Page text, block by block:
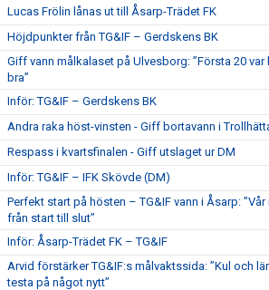
Lucas Frölin lånas ut till Åsarp-Trädet FK
Höjdpunkter från TG&IF – Gerdskens BK
Giff vann målkalaset på Ulvesborg: ”Första 20 var
bra”
Inför: TG&IF – Gerdskens BK
Andra raka höst-vinsten - Giff bortavann i
Respass i kvartsfinalen - Giff utslaget ur DM
Inför: TG&IF – IFK Skövde (DM)
Perfekt start på hösten – TG&IF vann i Åsarp: ”Vår
från start till slut”
Inför: Åsarp-Trädet FK – TG&IF
Arvid förstärker TG&IF:s målvaktssida: ”Kul och
testa på något nytt”